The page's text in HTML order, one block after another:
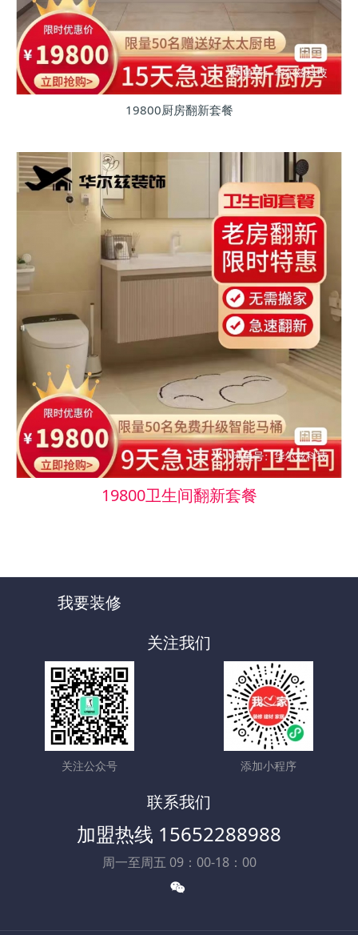
19800厨房翻新套餐
19800卫生间翻新套餐
我要装修
关注我们
关注公众号 添加小程序
联系我们
加盟热线 15652288988
周一至周五 09：00-18：00